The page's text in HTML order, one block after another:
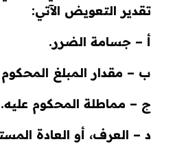
تقدير التعويض الآتي:
أ – جسامة الضرر.
ب – مقدار المبلغ
ج – مماطلة المحكوم عليه.
د – العرف، أو العادة